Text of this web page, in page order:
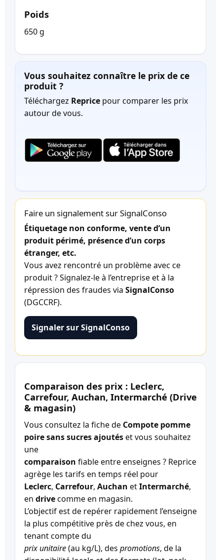
Poids
650 g
Vous souhaitez connaître le prix de ce
produit ?
Téléchargez Reprice pour comparer les prix
autour de vous.
Faire un signalement sur SignalConso
Étiquetage non conforme, vente d’un
produit périmé, présence d’un corps
étranger, etc.
Vous avez rencontré un problème avec ce
produit ? Signalez-le à l’entreprise et à la
répression des fraudes via SignalConso
(DGCCRF).
Signaler sur SignalConso
Comparaison des prix : Leclerc,
Carrefour, Auchan, Intermarché (Drive
& magasin)
Vous consultez la fiche de Compote pomme
poire sans sucres ajoutéset vous souhaitez
une
comparaison fiable entre enseignes ? Reprice
agrège les tarifs en temps réel pour
Leclerc, Carrefour, Auchan etIntermarché,
en drivecomme en magasin.
L’objectif est de repérer rapidement l’enseigne
la plus compétitive près de chez vous, en
tenant compte du
prix unitaire(au kg/L), des promotions, de la